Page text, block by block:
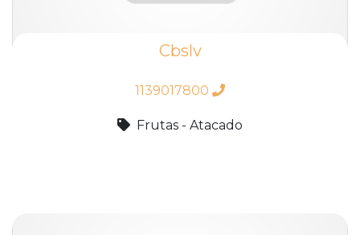
Cbslv
1139017800
Frutas - Atacado